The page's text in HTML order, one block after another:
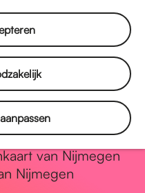
stad van
tijdlijn
Limes
Nijmegen Penning
van Nijmegen
Nijmegen